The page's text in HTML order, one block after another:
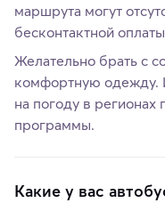
маршрута могут
бесконтактной
Желательно брать с
комфортную одежду.
на погоду в
программы.
Какие у вас